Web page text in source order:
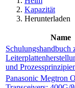
Kapazität
Herunterladen
Name
Schulungshandbuch
und
Panasonic Megtron